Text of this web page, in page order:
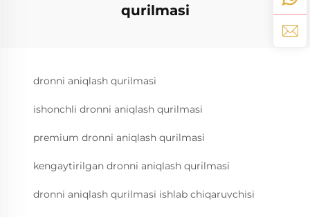
qurilmasi
dronni aniqlash qurilmasi
ishonchli dronni aniqlash qurilmasi
premium dronni aniqlash qurilmasi
kengaytirilgan dronni aniqlash qurilmasi
dronni aniqlash qurilmasi ishlab chiqaruvchisi